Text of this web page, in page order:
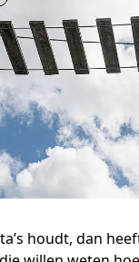
houdt, dan